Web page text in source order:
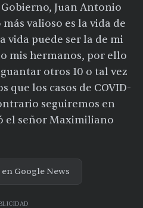
Juan Antonio
valioso es la vida de
vida puede ser la de mi
mis hermanos, por ello
otros 10 o tal vez
que los casos de COVID-
seguiremos en
el señor Maximiliano
Google News